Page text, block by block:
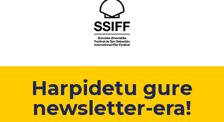
Harpidetu gure
newsletter-era!